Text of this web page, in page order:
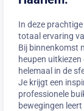
In deze
totaal ervaring
Bij binnenkomst
heupen uitkiezen
helemaal in de
Je krijgt een
professionele
bewegingen